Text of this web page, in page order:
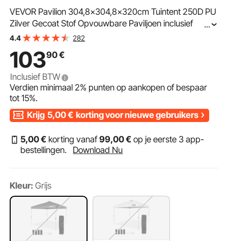
VEVOR Pavilion 304,8x304,8x320cm Tuintent 250D PU
Zilver Gecoat Stof Opvouwbare Paviljoen inclusief
Opbergtas Partytent 6-8 Personen Pop-up Tent
...
4.4 282
10390€
Inclusief BTW
Verdien minimaal2% punten op aankopen of bespaar
tot15%.
Krijg 5,00€ korting voor nieuwe gebruikers
5,00€ korting vanaf99,00€ op je eerste 3 app-
bestellingen.
Download Nu
Kleur: Grijs